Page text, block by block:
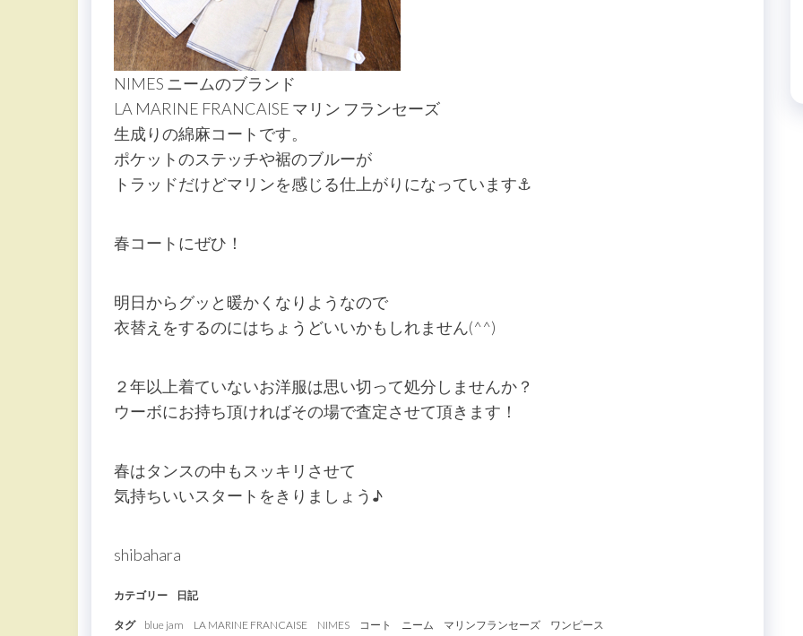
NIMES ニームのブランド
LA MARINE FRANCAISE マリン フランセーズ
生成りの綿麻コートです。
ポケットのステッチや裾のブルーが
トラッドだけどマリンを感じる仕上がりになっています⚓️
春コートにぜひ！
明日からグッと暖かくなりようなので
衣替えをするのにはちょうどいいかもしれません(^^)
２年以上着ていないお洋服は思い切って処分しませんか？
ウーボにお持ち頂ければその場で査定させて頂きます！
春はタンスの中もスッキリさせて
気持ちいいスタートをきりましょう♪
shibahara
カテゴリー 日記
タグ blue jam LA MARINE FRANCAISE NIMES コート ニーム マリンフランセーズ ワンピース